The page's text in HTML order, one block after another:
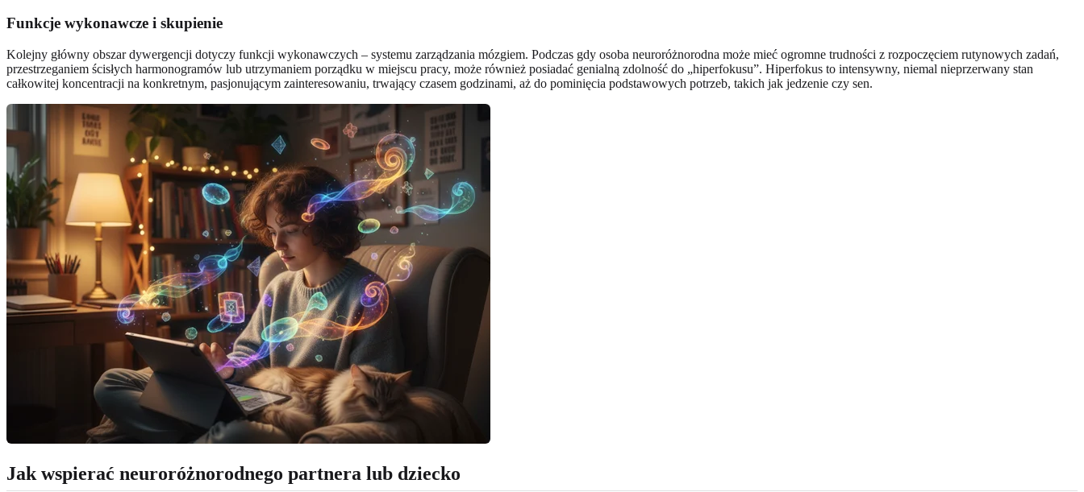
Funkcje wykonawcze i skupienie
Kolejny główny obszar dywergencji dotyczy funkcji wykonawczych – systemu zarządzania mózgiem. Podczas gdy osoba neuroróżnorodna może mieć ogromne trudności z rozpoczęciem rutynowych zadań,
przestrzeganiem ścisłych harmonogramów lub utrzymaniem porządku w miejscu pracy, może również posiadać genialną zdolność do „hiperfokusu”. Hiperfokus to intensywny, niemal nieprzerwany stan
całkowitej koncentracji na konkretnym, pasjonującym zainteresowaniu, trwający czasem godzinami, aż do pominięcia podstawowych potrzeb, takich jak jedzenie czy sen.
Jak wspierać neuroróżnorodnego partnera lub dziecko